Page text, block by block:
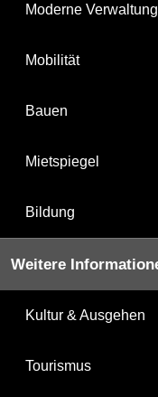
Moderne Verwaltung
Mobilität
Bauen
Mietspiegel
Bildung
Weitere
Kultur & Ausgehen
Tourismus